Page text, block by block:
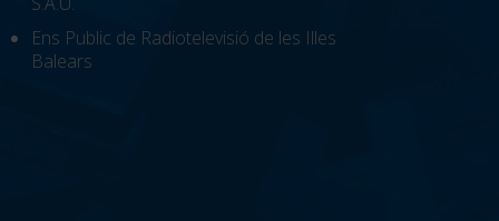
Ens Public de Radiotelevisió de les Illes
Balears